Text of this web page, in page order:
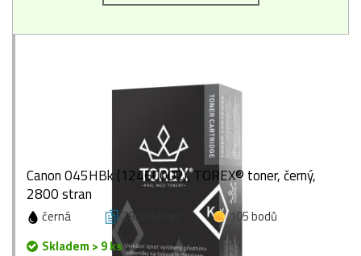
Canon 045HBk (1246C002), TOREX® toner, černý,
2800 stran
černá 2800 stran
105 bodů
Skladem > 9 ks